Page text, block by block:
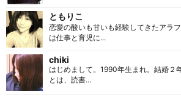
ともりこ
恋愛の酸いも甘いも経験してきたアラ
は仕事と育児に...
chiki
はじめまして。1990年生まれ。結婚２
とは、読書...